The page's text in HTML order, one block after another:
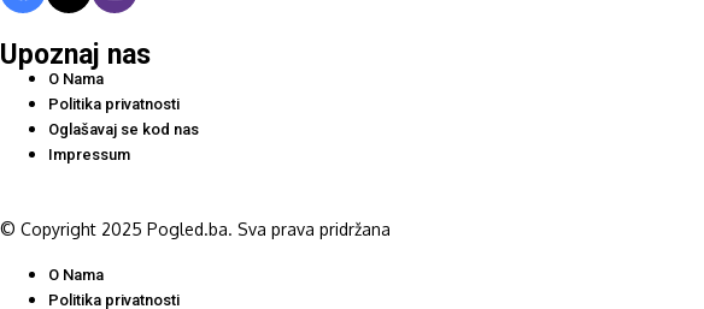
Upoznaj nas
O Nama
Politika privatnosti
Oglašavaj se kod nas
Impressum
© Copyright 2025 Pogled.ba. Sva prava pridržana
O Nama
Politika privatnosti